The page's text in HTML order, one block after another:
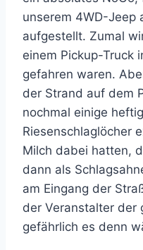
unserem 4WD-Jeep
aufgestellt. Zumal
einem Pickup-Truck
gefahren waren.
der Strand auf dem
nochmal einige
Riesenschlaglöcher
Milch dabei hatten,
dann als
am Eingang der
der Veranstalter der
gefährlich es denn